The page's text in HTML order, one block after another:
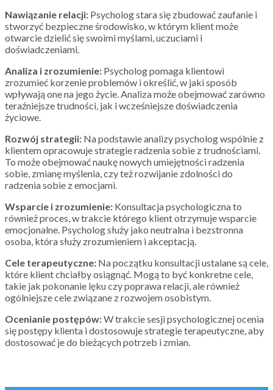
Nawiązanie relacji: Psycholog stara się zbudować zaufanie i
stworzyć bezpieczne środowisko, w którym klient może
otwarcie dzielić się swoimi myślami, uczuciami i
doświadczeniami.
Analiza i zrozumienie: Psycholog pomaga klientowi
zrozumieć korzenie problemów i określić, w jaki sposób
wpływają one na jego życie. Analiza może obejmować zarówno
teraźniejsze trudności, jak i wcześniejsze doświadczenia
życiowe.
Rozwój strategii: Na podstawie analizy psycholog wspólnie z
klientem opracowuje strategie radzenia sobie z trudnościami.
To może obejmować naukę nowych umiejętności radzenia
sobie, zmianę myślenia, czy też rozwijanie zdolności do
radzenia sobie z emocjami.
Wsparcie i zrozumienie: Konsultacja psychologiczna to
również proces, w trakcie którego klient otrzymuje wsparcie
emocjonalne. Psycholog służy jako neutralna i bezstronna
osoba, która służy zrozumieniem i akceptacją.
Cele terapeutyczne: Na początku konsultacji ustalane są cele,
które klient chciałby osiągnąć. Mogą to być konkretne cele,
takie jak pokonanie lęku czy poprawa relacji, ale również
ogólniejsze cele związane z rozwojem osobistym.
Ocenianie postępów:W trakcie sesji psychologicznej ocenia
się postępy klienta i dostosowuje strategie terapeutyczne, aby
dostosować je do bieżących potrzeb i zmian.